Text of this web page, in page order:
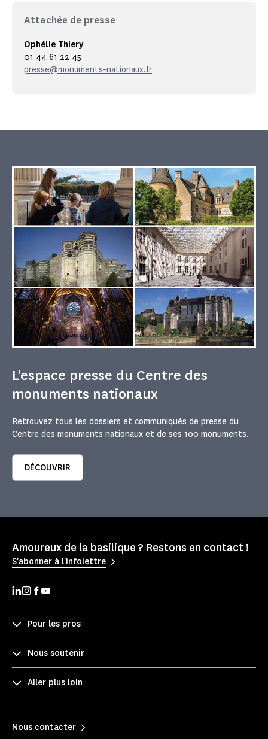
Attachée de presse
Ophélie Thiery
01 44 61 22 45
presse@monuments-nationaux.fr
L'espace presse du Centre des
monuments nationaux
Retrouvez tous les dossiers et communiqués de presse du
Centre des monuments nationaux et de ses 100 monuments.
DÉCOUVRIR
Amoureux de la basilique ? Restons en contact !
S'abonner à l'infolettre
Pour les pros
Nous soutenir
Aller plus loin
Nous contacter